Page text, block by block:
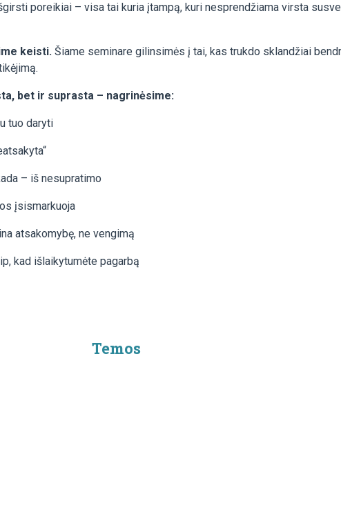
poreikiai – visa tai kuria įtampą, kuri nesprendžiama virsta
keisti. Šiame seminare gilinsimės į tai, kas trukdo sklandžiai
bet ir suprasta – nagrinėsime:
tuo daryti
– iš nesupratimo
įsismarkuoja
atsakomybę, ne vengimą
kad išlaikytumėte pagarbą
Temos